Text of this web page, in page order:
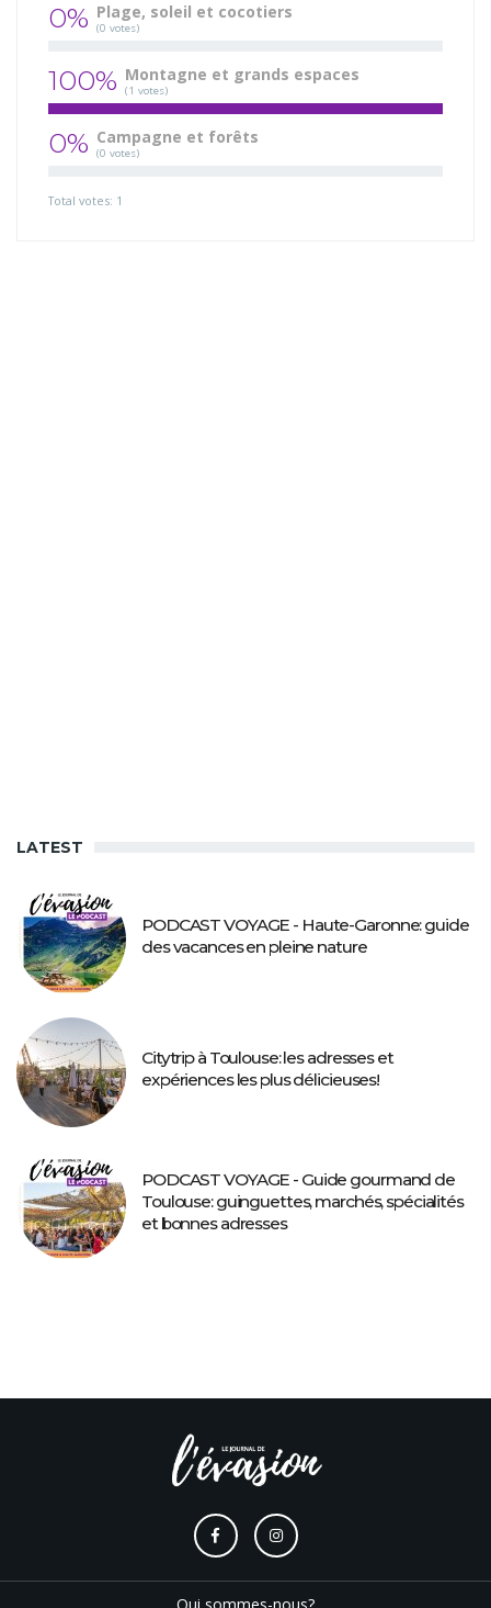
0% Plage, soleil et cocotiers
(0 votes)
100% Montagne et grands espaces
(1 votes)
0% Campagne et forêts
(0 votes)
Total votes: 1
LATEST
PODCAST VOYAGE - Haute-Garonne: guide
des vacances en pleine nature
Citytrip à Toulouse: les adresses et
expériences les plus délicieuses!
PODCAST VOYAGE - Guide gourmand de
Toulouse: guinguettes, marchés, spécialités
et bonnes adresses
Qui sommes-nous?